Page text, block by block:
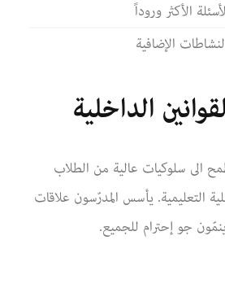
الأكثر وروداً
الإضافية
الداخلية
الى سلوكيات عالية من الطلاب
التعليمية. يأسس المدرّسون علاقات
جو إحترام للجميع.